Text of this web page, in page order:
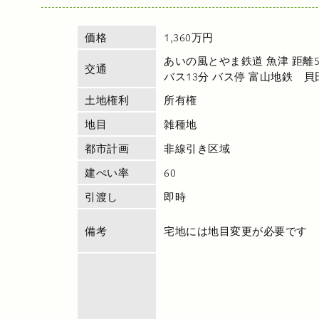
価格 1,360万円
交通
あいの風とやま鉄道 魚津 距離
バス13分 バス停 富山地鉄 貝
土地権利
所有権
地目
雑種地
都市計画
非線引き区域
建ぺい率
60
引渡し
即時
備考 宅地には地目変更が必要です